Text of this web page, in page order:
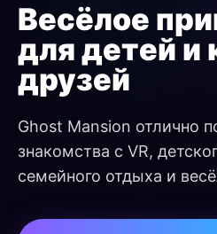
Весёлое
для детей и
друзей
Ghost Mansion отлично
знакомства с VR,
семейного отдыха и